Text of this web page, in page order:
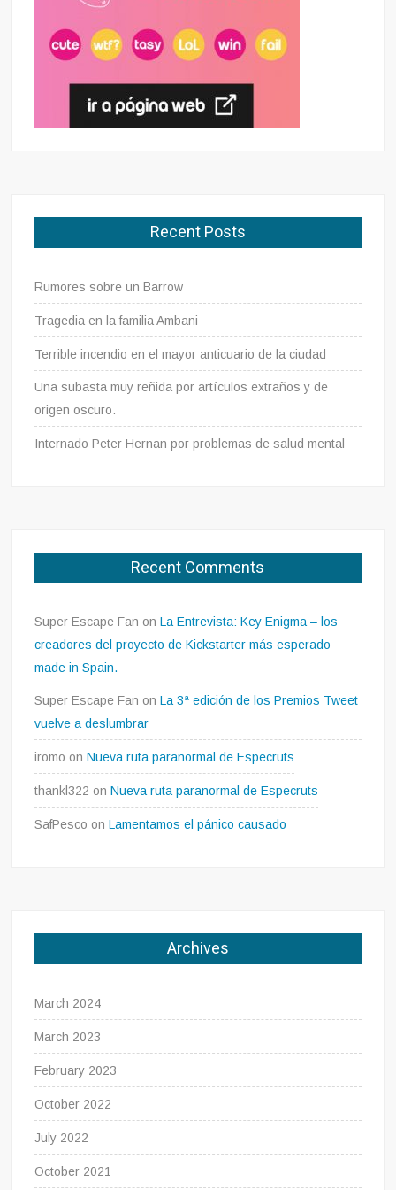
Recent Posts
Rumores sobre un Barrow
Tragedia en la familia Ambani
Terrible incendio en el mayor anticuario de la ciudad
Una subasta muy reñida por artículos extraños y de
origen oscuro.
Internado Peter Hernan por problemas de salud mental
Recent Comments
Super Escape Fan onLa Entrevista: Key Enigma – los
creadores del proyecto de Kickstarter más esperado
made in Spain.
Super Escape Fan onLa 3ª edición de los Premios Tweet
vuelve a deslumbrar
iromo onNueva ruta paranormal de Especruts
thankl322 onNueva ruta paranormal de Especruts
SafPesco onLamentamos el pánico causado
Archives
March 2024
March 2023
February 2023
October 2022
July 2022
October 2021